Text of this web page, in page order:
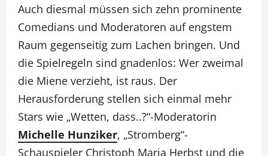
Auch diesmal müssen sich zehn prominente
Comedians und Moderatoren auf engstem
Raum gegenseitig zum Lachen bringen. Und
die Spielregeln sind gnadenlos: Wer zweimal
die Miene verzieht, ist raus. Der
Herausforderung stellen sich einmal mehr
Stars wie „Wetten, dass..?“-Moderatorin
Michelle Hunziker, „Stromberg“-
Schauspieler Christoph Maria Herbst und die